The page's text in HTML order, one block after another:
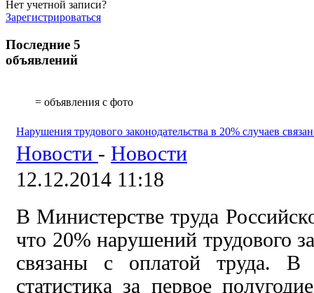
Нет учетной записи?
Зарегистрироваться
Последние 5
объявлений
= объявления с фото
Нарушения трудового законодательства в 20% случаев
Новости - Новости
12.12.2014 11:18
В Министерстве труда
что 20% нарушений трудового
связаны с оплатой труда. В
статистика за первое